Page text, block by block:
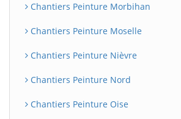
Chantiers Peinture Morbihan
Chantiers Peinture Moselle
Chantiers Peinture Nièvre
Chantiers Peinture Nord
Chantiers Peinture Oise